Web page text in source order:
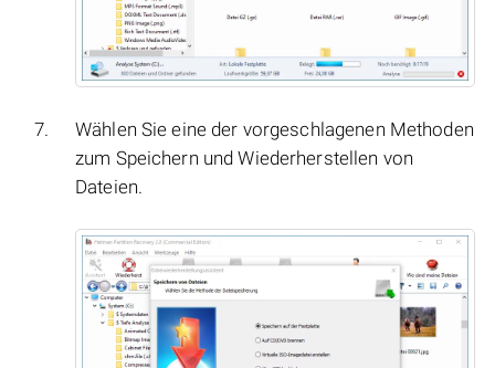
Wählen Sie eine der vorgeschlagenen Methoden
zum Speichern und Wiederherstellen von
Dateien.